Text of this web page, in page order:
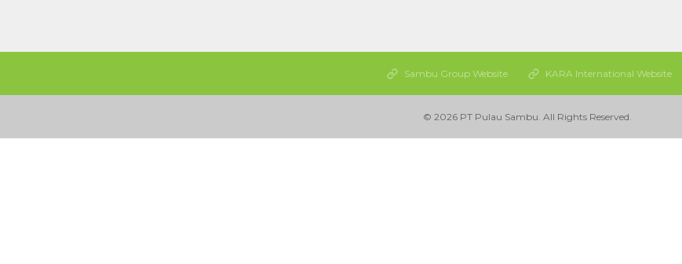
Sambu Group Website KARA International Website
© 2026 PT Pulau Sambu. All Rights Reserved.